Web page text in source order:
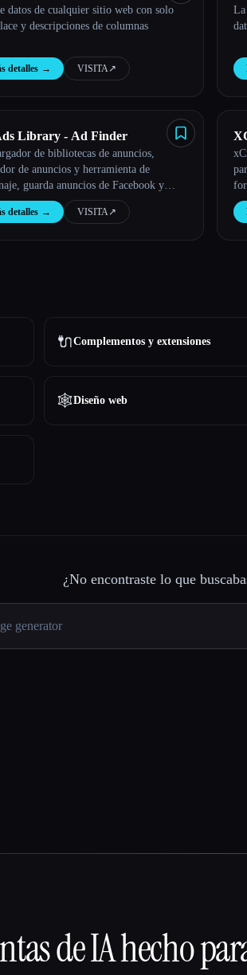
datos de cualquier sitio web con solo
y descripciones de columnas
detalles → VISITA↗︎
La
Library - Ad Finder
de bibliotecas de anuncios,
de anuncios y herramienta de
guarda anuncios de Facebook y
Chrome Web Store
detalles → VISITA↗︎
🔌Complementos y extensiones
🕸Diseño web
¿No encontraste lo que
de IA hecho